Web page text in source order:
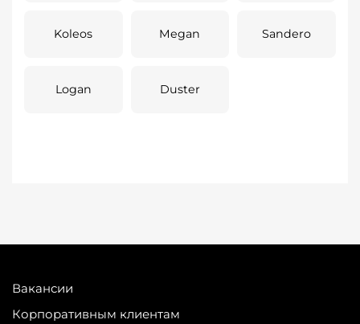
Koleos Megan Sandero
Logan Duster
Вакансии
Корпоративным клиентам